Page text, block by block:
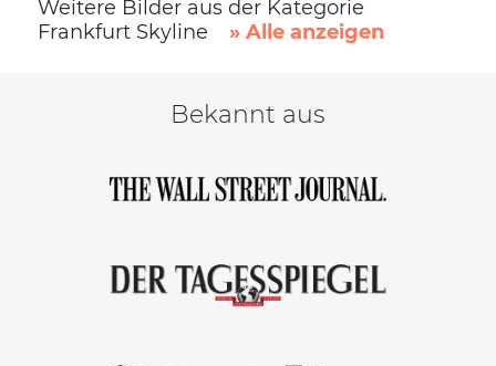
Weitere Bilder aus der Kategorie
Frankfurt Skyline
» Alle anzeigen
Bekannt aus